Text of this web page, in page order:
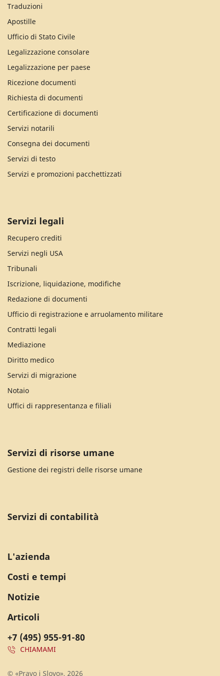
Traduzioni
Apostille
Ufficio di Stato Civile
Legalizzazione consolare
Legalizzazione per paese
Ricezione documenti
Richiesta di documenti
Certificazione di documenti
Servizi notarili
Consegna dei documenti
Servizi di testo
Servizi e promozioni pacchettizzati
Servizi legali
Recupero crediti
Servizi negli USA
Tribunali
Iscrizione, liquidazione, modifiche
Redazione di documenti
Ufficio di registrazione e arruolamento militare
Contratti legali
Mediazione
Diritto medico
Servizi di migrazione
Notaio
Uffici di rappresentanza e filiali
Servizi di risorse umane
Gestione dei registri delle risorse umane
Servizi di contabilità
+7 (495) 955-91-80
CHIAMAMI
L'azienda
Costi e tempi
Notizie
Articoli
© «Pravo i Slovo», 2026